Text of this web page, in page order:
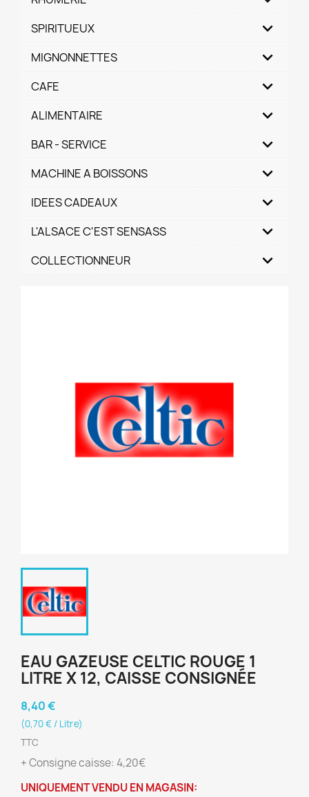
SPIRITUEUX
MIGNONNETTES
CAFE
ALIMENTAIRE
BAR - SERVICE
MACHINE A BOISSONS
IDEES CADEAUX
L'ALSACE C'EST SENSASS
COLLECTIONNEUR
EAU GAZEUSE CELTIC ROUGE 1
LITRE X 12, CAISSE CONSIGNÉE
8,40 €
(0,70 € / Litre)
TTC
+ Consigne caisse: 4,20€
UNIQUEMENT VENDU EN MAGASIN: